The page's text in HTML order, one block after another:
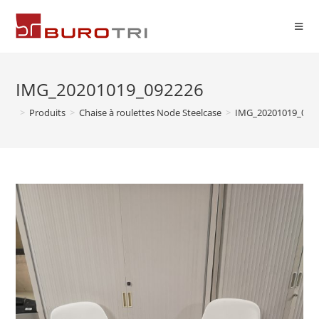
IMG_20201019_092226
> Produits > Chaise à roulettes Node Steelcase >